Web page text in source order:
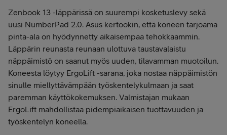
Zenbook 13 -läppärissä on suurempi kosketuslevy sekä
uusi NumberPad 2.0. Asus kertookin, että koneen tarjoama
pinta-ala on hyödynnetty aikaisempaa tehokkaammin.
Läppärin reunasta reunaan ulottuva taustavalaistu
näppäimistö on saanut myös uuden, tilavamman muotoilun.
Koneesta löytyy ErgoLift -sarana, joka nostaa näppäimistön
sinulle miellyttävämpään työskentelykulmaan ja saat
paremman käyttökokemuksen. Valmistajan mukaan
ErgoLift mahdollistaa pidempiaikaisen tuottavuuden ja
työskentelyn koneella.